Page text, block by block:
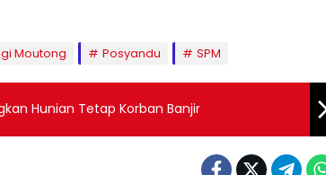
Moutong Posyandu SPM
Hunian Tetap Korban Banjir